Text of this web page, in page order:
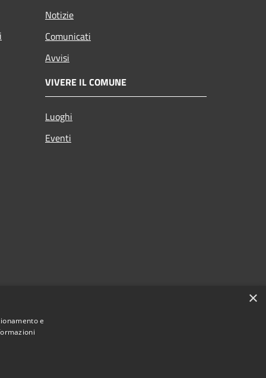
Notizie
Comunicati
Avvisi
VIVERE IL COMUNE
Luoghi
Eventi
×
e